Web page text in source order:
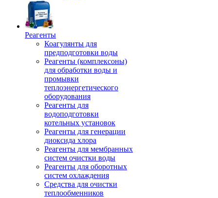
Реагенты
Коагулянты для
предподготовки воды
Реагенты (комплексоны)
для обработки воды и
промывки
теплоэнергетического
оборудования
Реагенты для
водоподготовки
котельных установок
Реагенты для генерации
диоксида хлора
Реагенты для мембранных
систем очистки воды
Реагенты для оборотных
систем охлаждения
Средства для очистки
теплообменников